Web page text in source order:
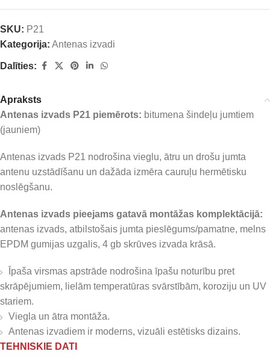
SKU: P21
Kategorija: Antenas izvadi
Dalīties:
Apraksts
Antenas izvads P21 piemērots: bitumena šindeļu jumtiem
(jauniem)
Antenas izvads P21 nodrošina vieglu, ātru un drošu jumta
antenu uzstādīšanu un dažāda izmēra cauruļu hermētisku
noslēgšanu.
Antenas izvads pieejams gatavā montāžas komplektācijā:
antenas izvads, atbilstošais jumta pieslēgums/pamatne, melns
EPDM gumijas uzgalis, 4 gb skrūves izvada krāsā.
Īpaša virsmas apstrāde nodrošina īpašu noturību pret
skrāpējumiem, lielām temperatūras svārstībām, koroziju un UV
stariem.
Viegla un ātra montāža.
Antenas izvadiem ir moderns, vizuāli estētisks dizains.
TEHNISKIE DATI